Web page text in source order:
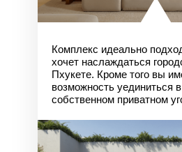
Комплекс идеально
хочет наслаждаться
Пхукете. Кроме того вы
возможность уединиться
собственном приватном